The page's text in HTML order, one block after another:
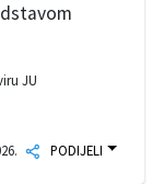
JU
PODIJELI